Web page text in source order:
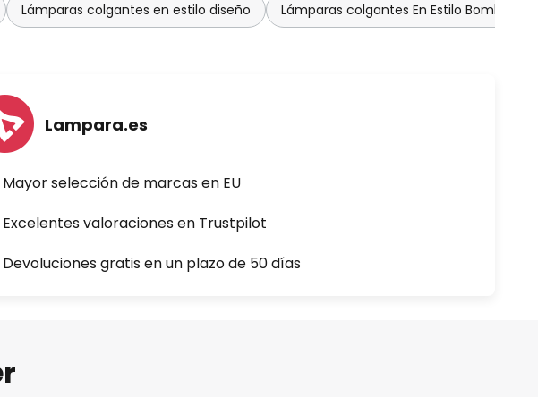
Lámparas colgantes en estilo diseño Lámparas colgantes En Estilo Bombilla
Lampara.es
Mayor selección de marcas en EU
Excelentes valoraciones en Trustpilot
Devoluciones gratis en un plazo de 50 días